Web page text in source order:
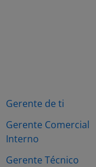
Gerente de ti
Gerente Comercial
Interno
Gerente Técnico